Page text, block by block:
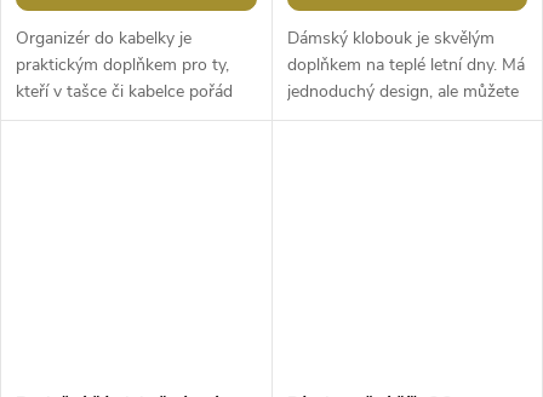
Organizér do kabelky je
praktickým doplňkem pro ty,
kteří v tašce či kabelce pořád
něco hledají. Je prostorný,
Dámský klobouk je skvělým
doplňkem na teplé letní dny. Má
jednoduchý design, ale můžete
si ho dozdobit dle svého vkusu.